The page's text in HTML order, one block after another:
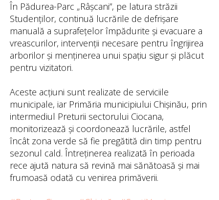
În Pădurea-Parc „Râșcani”, pe latura străzii
Studenților, continuă lucrările de defrișare
manuală a suprafețelor împădurite și evacuare a
vreascurilor, intervenții necesare pentru îngrijirea
arborilor și menținerea unui spațiu sigur și plăcut
pentru vizitatori.
Aceste acțiuni sunt realizate de serviciile
municipale, iar Primăria municipiului Chișinău, prin
intermediul Preturii sectorului Ciocana,
monitorizează și coordonează lucrările, astfel
încât zona verde să fie pregătită din timp pentru
sezonul cald. Întreținerea realizată în perioada
rece ajută natura să revină mai sănătoasă și mai
frumoasă odată cu venirea primăverii.